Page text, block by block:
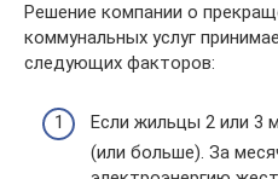
Решение компании о
коммунальных услуг
следующих факторов:
Если жильцы 2 или 3
(или больше). За